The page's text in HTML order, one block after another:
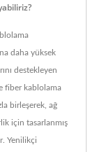
daha yüksek
destekleyen
fiber kablolama
birleşerek, ağ
için tasarlanmış
Yenilikçi